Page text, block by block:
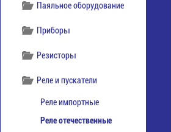
Паяльное оборудование
Приборы
Резисторы
Реле и пускатели
Реле импортные
Реле отечественные